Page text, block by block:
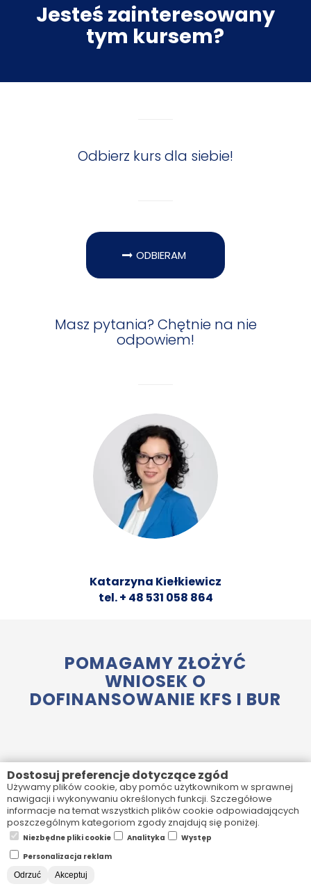
Jesteś zainteresowany
tym kursem?
Odbierz kurs dla siebie!
ODBIERAM
Masz pytania? Chętnie na nie
odpowiem!
Katarzyna Kiełkiewicz
tel. + 48 531 058 864
POMAGAMY ZŁOŻYĆ
WNIOSEK O
DOFINANSOWANIE KFS I BUR
Nasze szkolenia mogą zostać zrealizowane ze
środków w ramach Krajowego Funduszu
Szkoleniowego KFS oraz dofinansowania BUR.
Pomagamy w uzyskaniu dofinansowania szkoleń.
Udzielimy wsparcia w wypełnieniu formalności.
Dostosuj preferencje dotyczące zgód
Używamy plików cookie, aby pomóc użytkownikom w sprawnej
nawigacji i wykonywaniu określonych funkcji. Szczegółowe
informacje na temat wszystkich plików cookie odpowiadających
poszczególnym kategoriom zgody znajdują się poniżej.
Niezbędne pliki cookie Analityka
Występ
Personalizacja reklam
Odrzuć Akceptuj